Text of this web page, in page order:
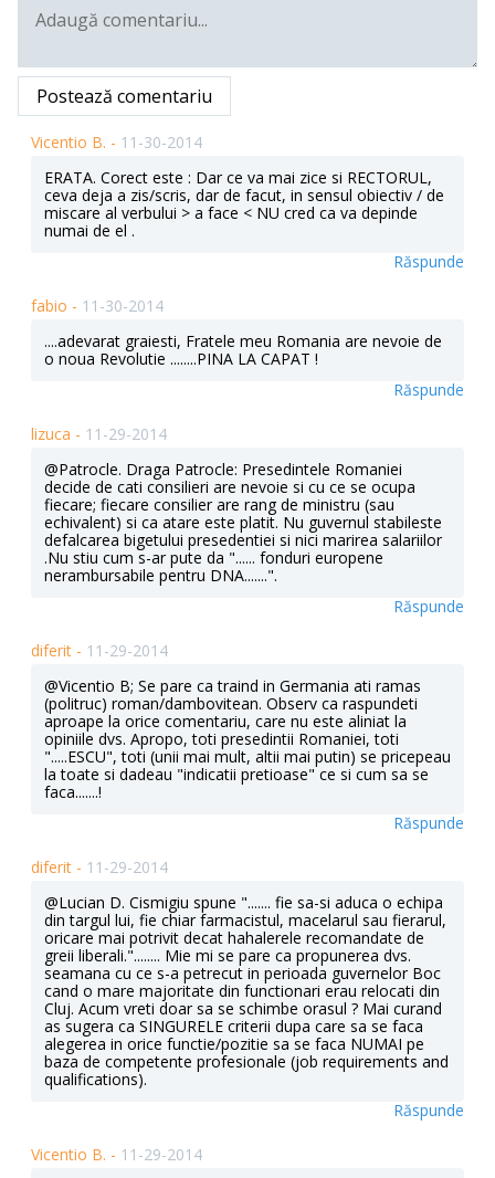
Postează comentariu
Vicentio B. - 11-30-2014
ERATA. Corect este : Dar ce va mai zice si RECTORUL,
ceva deja a zis/scris, dar de facut, in sensul obiectiv / de
miscare al verbului > a face < NU cred ca va depinde
numai de el .
Răspunde
fabio - 11-30-2014
....adevarat graiesti, Fratele meu Romania are nevoie de
o noua Revolutie ........PINA LA CAPAT !
Răspunde
lizuca - 11-29-2014
@Patrocle. Draga Patrocle: Presedintele Romaniei
decide de cati consilieri are nevoie si cu ce se ocupa
fiecare; fiecare consilier are rang de ministru (sau
echivalent) si ca atare este platit. Nu guvernul stabileste
defalcarea bigetului presedentiei si nici marirea salariilor
.Nu stiu cum s-ar pute da "...... fonduri europene
nerambursabile pentru DNA.......".
Răspunde
diferit - 11-29-2014
@Vicentio B; Se pare ca traind in Germania ati ramas
(politruc) roman/dambovitean. Observ ca raspundeti
aproape la orice comentariu, care nu este aliniat la
opiniile dvs. Apropo, toti presedintii Romaniei, toti
".....ESCU", toti (unii mai mult, altii mai putin) se pricepeau
la toate si dadeau "indicatii pretioase" ce si cum sa se
faca.......!
Răspunde
diferit - 11-29-2014
@Lucian D. Cismigiu spune "....... fie sa-si aduca o echipa
din targul lui, fie chiar farmacistul, macelarul sau fierarul,
oricare mai potrivit decat hahalerele recomandate de
greii liberali."........ Mie mi se pare ca propunerea dvs.
seamana cu ce s-a petrecut in perioada guvernelor Boc
cand o mare majoritate din functionari erau relocati din
Cluj. Acum vreti doar sa se schimbe orasul ? Mai curand
as sugera ca SINGURELE criterii dupa care sa se faca
alegerea in orice functie/pozitie sa se faca NUMAI pe
baza de competente profesionale (job requirements and
qualifications).
Răspunde
Vicentio B. - 11-29-2014